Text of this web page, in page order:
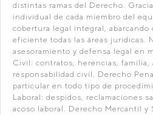
distintas ramas del Derecho.
individual de cada miembro del
cobertura legal integral, abarcando
eficiente todas las áreas jurídicas.
asesoramiento y defensa legal en
Civil: contratos, herencias, familia,
responsabilidad civil. Derecho
particular en todo tipo de
Laboral: despidos, reclamaciones
acoso laboral. Derecho Mercantil